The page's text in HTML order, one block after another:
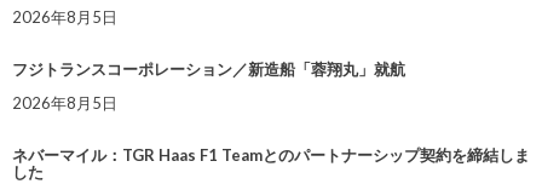
2026年8月5日
フジトランスコーポレーション／新造船「蓉翔丸」就航
2026年8月5日
ネバーマイル：TGR Haas F1 Teamとのパートナーシップ契約を締結しま
した